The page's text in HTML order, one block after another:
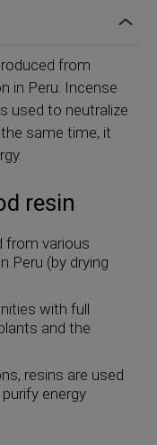
from
in Peru. Incense
used to neutralize
same time, it
resin
from various
Peru (by drying
with full
and the
resins are used
energy